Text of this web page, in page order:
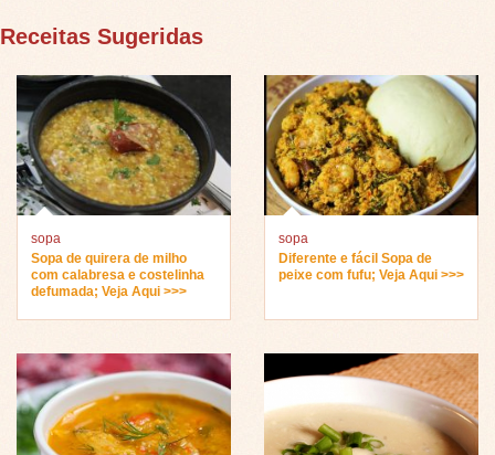
Receitas Sugeridas
sopa
Sopa de quirera de milho
com calabresa e costelinha
defumada; Veja Aqui >>>
sopa
Diferente e fácil Sopa de
peixe com fufu; Veja Aqui >>>